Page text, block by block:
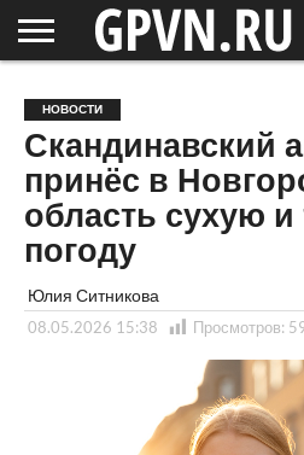
ОБЛАСТЬ
НОВОСТИ
СОСЕДЕЙ
РОССИЯ
/ МИР
СПЕЦПРОЕКТЫ
БЛОГ
СТАТЬИ
ФОТОРЕПОРТАЖИ
ИНТЕРВЬЮ
ОБЪЕКТЫ
ПОДБОРКИ
НОВОСТИ
Скандинавский
принёс в
область сухую
погоду
Юлия Ситникова
08.05.2026 15:38 Просмотров: